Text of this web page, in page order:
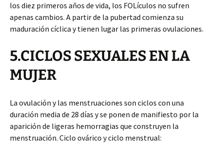
los diez primeros años de vida, los FOLículos no sufren
apenas cambios. A partir de la pubertad comienza su
maduración cíclica y tienen lugar las primeras ovulaciones.
5.CICLOS SEXUALES EN LA
MUJER
La ovulación y las menstruaciones son ciclos con una
duración media de 28 días y se ponen de manifiesto por la
aparición de ligeras hemorragias que construyen la
menstruación. Ciclo ovárico y ciclo menstrual: